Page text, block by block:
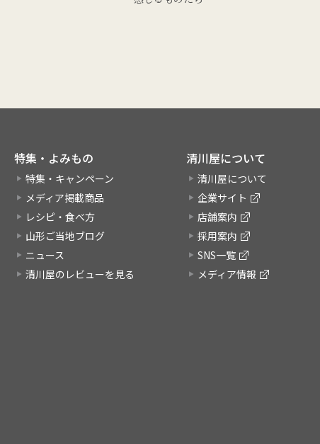
特集・よみもの
特集・キャンペーン
メディア掲載商品
レシピ・食べ方
山形ご当地ブログ
ニュース
清川屋のレビューを見る
清川屋について
清川屋について
企業サイト
店舗案内
採用案内
SNS一覧
メディア情報